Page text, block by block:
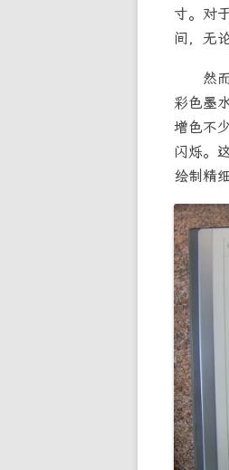
寸。对
间，无
然
彩色墨
增色不
闪烁。
绘制精